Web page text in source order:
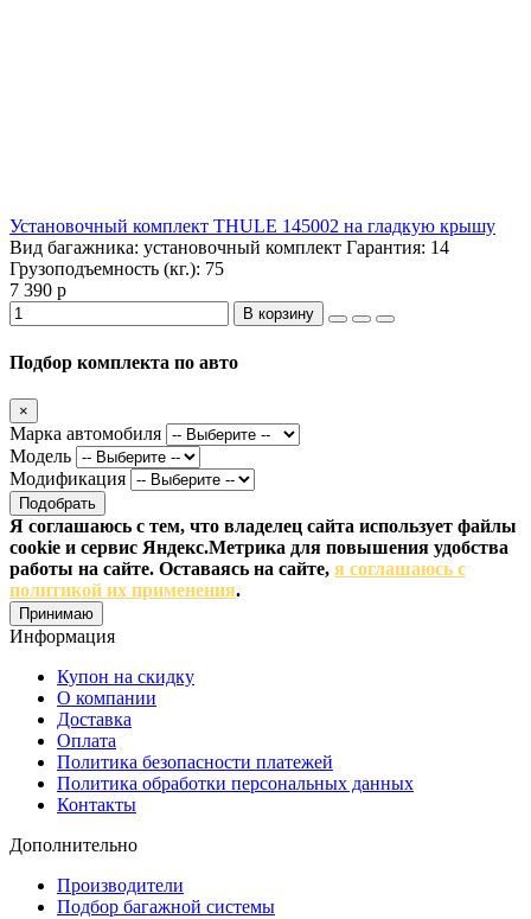
Установочный комплект THULE 145002 на гладкую крышу
Вид багажника: установочный комплект Гарантия: 14
Грузоподъемность (кг.): 75
7 390 р
В корзину
Подбор комплекта по авто
×
Марка автомобиля
Модель
Модификация
Подобрать
Я соглашаюсь с тем, что владелец сайта использует файлы
cookie и сервис Яндекс.Метрика для повышения удобства
работы на сайте. Оставаясь на сайте, я соглашаюсь с
политикой их применения.
Принимаю
Информация
Купон на скидку
О компании
Доставка
Оплата
Политика безопасности платежей
Политика обработки персональных данных
Контакты
Дополнительно
Производители
Подбор багажной системы